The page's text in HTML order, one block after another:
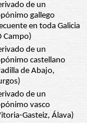
de un
gallego
en toda Galicia
Campo)
de un
castellano
de Abajo,
de un
vasco
Gasteiz, Álava)